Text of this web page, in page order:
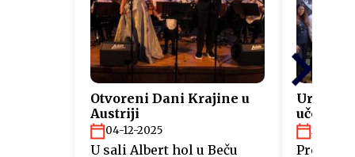
Otvoreni Dani Krajine u
Austriji
04-12-2025
U sali Albert hol u Beču
26-11-